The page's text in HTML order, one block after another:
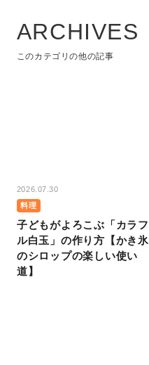
ARCHIVES
このカテゴリの他の記事
2026.07.30
料理
子どもがよろこぶ「カラフ
ル白玉」の作り方【かき氷
のシロップの楽しい使い
道】